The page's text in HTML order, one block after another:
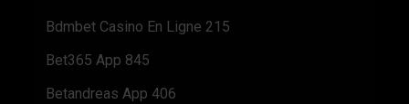
Bdmbet Casino En Ligne 215
Bet365 App 845
Betandreas App 406